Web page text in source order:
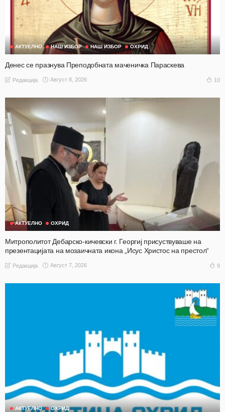
АКТУЕЛНО НАШ ИЗБОР НАШ ИЗБОР ОХРИД
Денес се празнува Преподобната маченичка Параскева
Редакција Август 8, 2026 10
АКТУЕЛНО ОХРИД
Митрополитот Дебарско-кичевски г. Георгиј присуствуваше на
презентацијата на мозаичната икона „Исус Христос на престол“
Редакција Август 7, 2026 9
АКТУЕЛНО ОХРИД